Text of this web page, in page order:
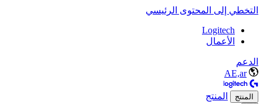
التخطي إلى المحتوى الرئيسي
Logitech
الأعمال
الدعم
AE,ar
المنتج المنتج